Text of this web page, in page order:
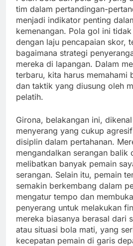
tim dalam pertandingan-
menjadi indikator penting
kemenangan. Pola gol ini
dengan laju pencapaian skor,
bagaimana strategi
mereka di lapangan. Dalam
terbaru, kita harus memahami
dan taktik yang diusung oleh
pelatih.
Girona, belakangan ini,
menyerang yang cukup
disiplin dalam pertahanan.
mengandalkan serangan balik
melibatkan banyak pemain
serangan. Selain itu, pemain
semakin berkembang dalam
mengatur tempo dan
penyerang untuk melakukan
mereka biasanya berasal dari
atau situasi bola mati, yang
kecepatan pemain di garis